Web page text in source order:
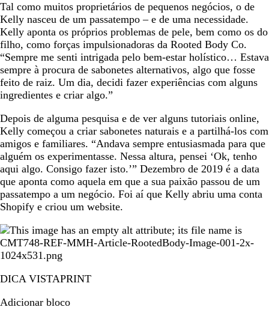
Tal como muitos proprietários de pequenos negócios, o de
Kelly nasceu de um passatempo – e de uma necessidade.
Kelly aponta os próprios problemas de pele, bem como os do
filho, como forças impulsionadoras da Rooted Body Co.
“Sempre me senti intrigada pelo bem-estar holístico… Estava
sempre à procura de sabonetes alternativos, algo que fosse
feito de raiz. Um dia, decidi fazer experiências com alguns
ingredientes e criar algo.”
Depois de alguma pesquisa e de ver alguns tutoriais online,
Kelly começou a criar sabonetes naturais e a partilhá-los com
amigos e familiares. “Andava sempre entusiasmada para que
alguém os experimentasse. Nessa altura, pensei ‘Ok, tenho
aqui algo. Consigo fazer isto.’” Dezembro de 2019 é a data
que aponta como aquela em que a sua paixão passou de um
passatempo a um negócio. Foi aí que Kelly abriu uma conta
Shopify e criou um website.
DICA VISTAPRINT
Adicionar bloco